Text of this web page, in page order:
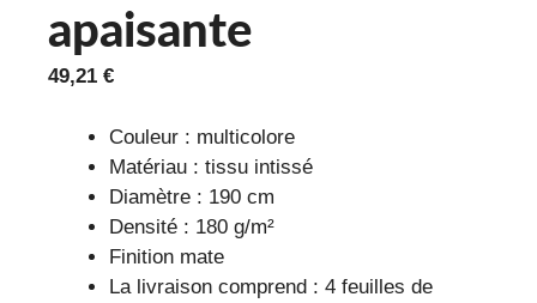
apaisante
49,21 €
Couleur : multicolore
Matériau : tissu intissé
Diamètre : 190 cm
Densité : 180 g/m²
Finition mate
La livraison comprend : 4 feuilles de